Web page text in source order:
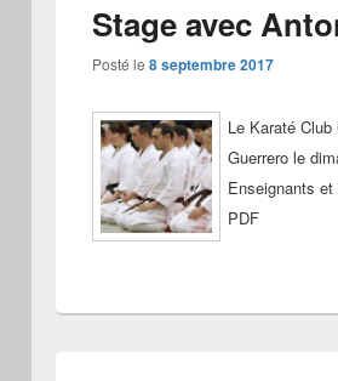
Stage avec
Posté le 8 septembre 2017
Le Karaté
Guerrero le
Enseignants et
PDF